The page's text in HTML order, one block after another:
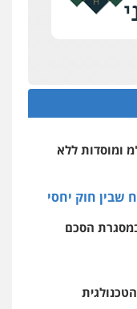
מקצועיים
צרכנים
ומוסדות ללא
שבין חוק יחסי
הסכם